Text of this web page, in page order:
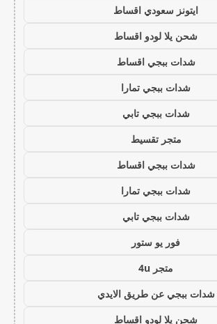
ايتونز سعودي اقساط
شحن يلا لودو اقساط
شدات ببجي اقساط
شدات ببجي تمارا
شدات ببجي تابي
متجر تقسيط
شدات ببجي اقساط
شدات ببجي تمارا
شدات ببجي تابي
فور يو ستور
متجر 4u
شدات ببجي عن طريق الايدي
شحن يلا لودو اقساط